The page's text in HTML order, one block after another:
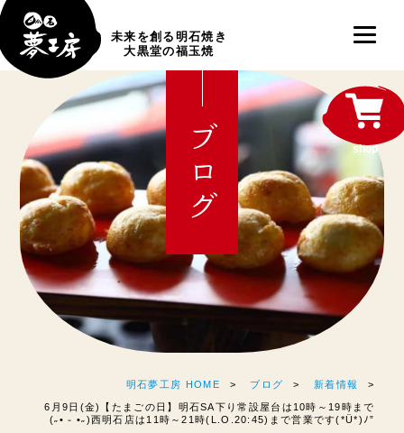
未来を創る明石焼き
大黒堂の福玉焼
ブログ
明石夢工房 HOME ブログ 新着情報
6月9日(金)【たまごの日】明石SA下り常設屋台は10時～19時まで
(˶• ֊ •˶)西明石店は11時～21時(L.O.20:45)まで営業です(*Ü*)ﾉ”
shop